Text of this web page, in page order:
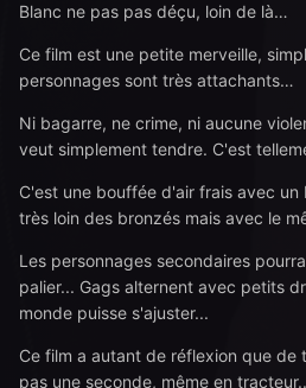
Blanc ne pas pas déçu, loin de là…
Ce film est une petite merveille,
personnages sont très attachants…
Ni bagarre, ne crime, ni aucune
veut simplement tendre. C'est
C'est une bouffée d'air frais avec un
très loin des bronzés mais avec le
Les personnages secondaires
palier... Gags alternent avec petits
monde puisse s'ajuster...
Ce film a autant de réflexion que de
pas une seconde, même en